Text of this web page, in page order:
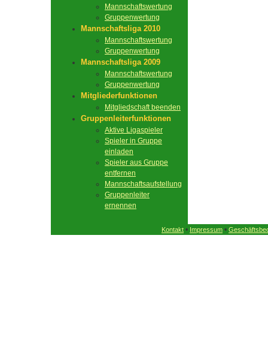
Mannschaftswertung
Gruppenwertung
Mannschaftsliga 2010
Mannschaftswertung
Gruppenwertung
Mannschaftsliga 2009
Mannschaftswertung
Gruppenwertung
Mitgliederfunktionen
Mitgliedschaft beenden
Gruppenleiterfunktionen
Aktive Ligaspieler
Spieler in Gruppe
einladen
Spieler aus Gruppe
entfernen
Mannschaftsaufstellung
Gruppenleiter
ernennen
Kontakt • Impressum •